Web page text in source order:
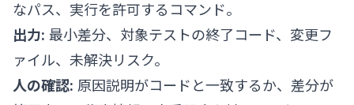
なパス、実行を許可するコマンド。
出力: 最小差分、対象テストの終了コード、変更フ
ァイル、未解決リスク。
人の確認: 原因説明がコードと一致するか、差分が